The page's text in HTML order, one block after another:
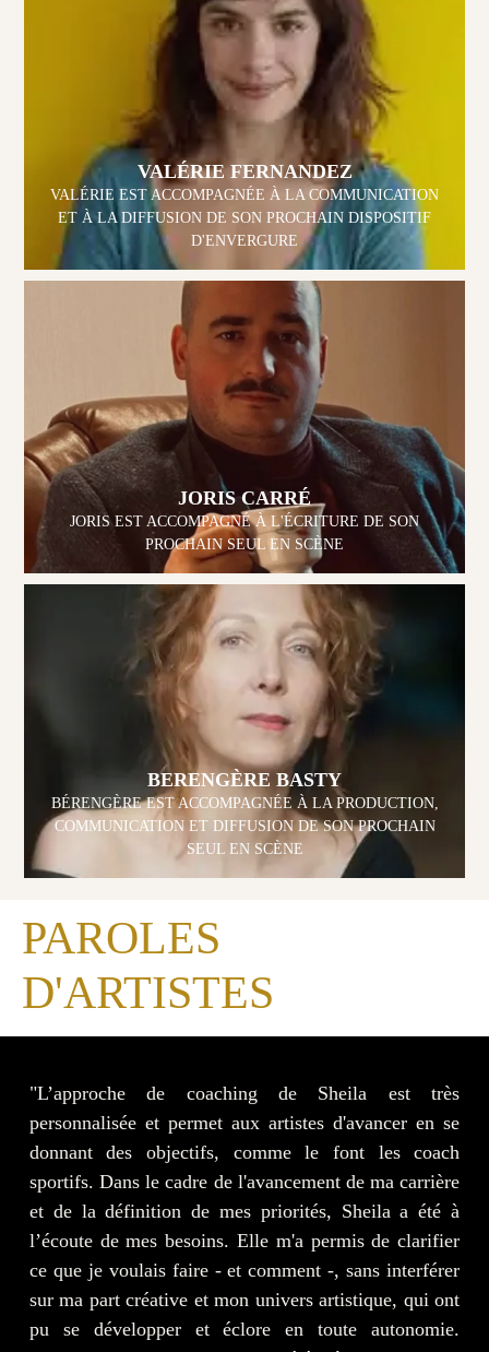
VALÉRIE FERNANDEZ
VALÉRIE EST ACCOMPAGNÉE À LA COMMUNICATION
ET À LA DIFFUSION DE SON PROCHAIN DISPOSITIF
D'ENVERGURE
JORIS CARRÉ
JORIS EST ACCOMPAGNÉ À L'ÉCRITURE DE SON
PROCHAIN SEUL EN SCÈNE
BERENGÈRE BASTY
BÉRENGÈRE EST ACCOMPAGNÉE À LA PRODUCTION,
COMMUNICATION ET DIFFUSION DE SON PROCHAIN
SEUL EN SCÈNE
PAROLES
D'ARTISTES
"L’approche de coaching de Sheila est très
personnalisée et permet aux artistes d'avancer en se
donnant des objectifs, comme le font les coach
sportifs. Dans le cadre de l'avancement de ma carrière
et de la définition de mes priorités, Sheila a été à
l’écoute de mes besoins. Elle m'a permis de clarifier
ce que je voulais faire - et comment -, sans interférer
sur ma part créative et mon univers artistique, qui ont
pu se développer et éclore en toute autonomie.